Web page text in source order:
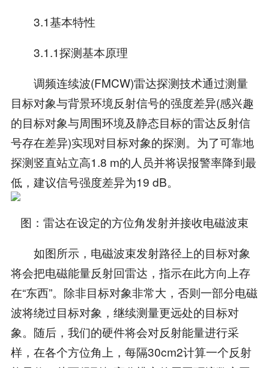
3.1基本特性
3.1.1探测基本原理
调频连续波(FMCW)雷达探测技术通过测量
目标对象与背景环境反射信号的强度差异(感兴趣
的目标对象与周围环境及静态目标的雷达反射信
号存在差异)实现对目标对象的探测。为了可靠地
探测竖直站立高1.8 m的人员并将误报警率降到最
低，建议信号强度差异为19 dB。
图：雷达在设定的方位角发射并接收电磁波束
如图所示，电磁波束发射路径上的目标对象
将会把电磁能量反射回雷达，指示在此方向上存
在“东西”。除非目标对象非常大，否则一部分电磁
波将绕过目标对象，继续测量更远处的目标对
象。随后，我们的硬件将会对反射能量进行采
样，在各个方位角上，每隔30cm2计算一个反射